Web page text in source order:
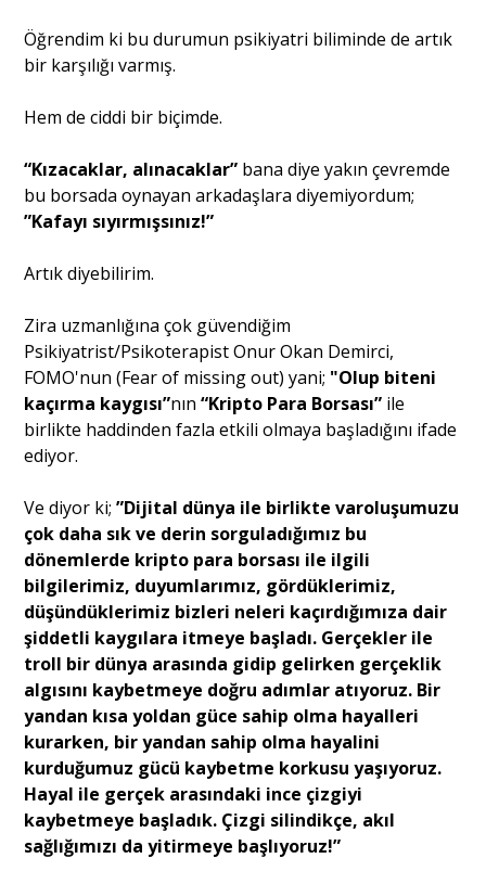
Öğrendim ki bu durumun psikiyatri biliminde de artık
bir karşılığı varmış.
Hem de ciddi bir biçimde.
“Kızacaklar, alınacaklar” bana diye yakın çevremde
bu borsada oynayan arkadaşlara diyemiyordum;
”Kafayı sıyırmışsınız!”
Artık diyebilirim.
Zira uzmanlığına çok güvendiğim
Psikiyatrist/Psikoterapist Onur Okan Demirci,
FOMO'nun (Fear of missing out) yani; "Olup biteni
kaçırma kaygısı”nın “Kripto Para Borsası” ile
birlikte haddinden fazla etkili olmaya başladığını ifade
ediyor.
Ve diyor ki;”Dijital dünya ile birlikte varoluşumuzu
çok daha sık ve derin sorguladığımız bu
dönemlerde kripto para borsası ile ilgili
bilgilerimiz, duyumlarımız, gördüklerimiz,
düşündüklerimiz bizleri neleri kaçırdığımıza dair
şiddetli kaygılara itmeye başladı. Gerçekler ile
troll bir dünya arasında gidip gelirken gerçeklik
algısını kaybetmeye doğru adımlar atıyoruz. Bir
yandan kısa yoldan güce sahip olma hayalleri
kurarken, bir yandan sahip olma hayalini
kurduğumuz gücü kaybetme korkusu yaşıyoruz.
Hayal ile gerçek arasındaki ince çizgiyi
kaybetmeye başladık. Çizgi silindikçe, akıl
sağlığımızı da yitirmeye başlıyoruz!”